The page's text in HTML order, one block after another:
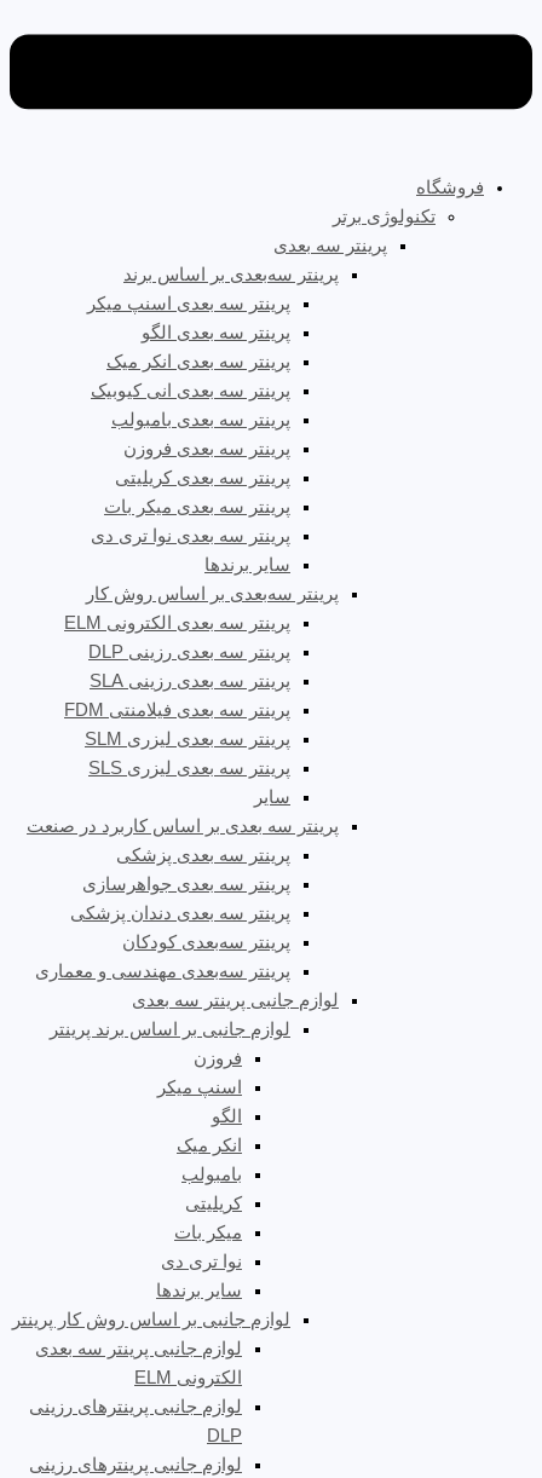
فروشگاه
تکنولوژی برتر
پرینتر سه‌ بعدی
پرینتر سه‌بعدی بر اساس برند
پرینتر سه بعدی اسنپ میکر
پرینتر سه بعدی الگو
پرینتر سه بعدی انکر میک
پرینتر سه بعدی انی کیوبیک
پرینتر سه بعدی بامبولب
پرینتر سه بعدی فروزن
پرینتر سه بعدی کریلیتی
پرینتر سه بعدی میکر بات
پرینتر سه بعدی نوا تری دی
سایر برندها
پرینتر سه‌بعدی بر اساس روش کار
پرینتر سه بعدی الکترونی ELM
پرینتر سه بعدی رزینی DLP
پرینتر سه بعدی رزینی SLA
پرینتر سه بعدی فیلامنتی FDM
پرینتر سه بعدی لیزری SLM
پرینتر سه بعدی لیزری SLS
سایر
پرینتر سه بعدی بر اساس کاربرد در صنعت
پرینتر سه بعدی پزشکی
پرینتر سه بعدی جواهرسازی
پرینتر سه بعدی دندان پزشکی
پرینتر سه‌بعدی کودکان
پرینتر سه‌بعدی مهندسی و معماری
لوازم جانبی پرینتر سه بعدی
لوازم جانبی بر اساس برند پرینتر
فروزن
اسنپ میکر
الگو
انکر میک
بامبولب
کریلیتی
میکر بات
نوا تری دی
سایر برندها
لوازم جانبی بر اساس روش کار پرینتر
لوازم جانبی پرینتر سه بعدی
الکترونی ELM
لوازم جانبی پرینترهای رزینی
DLP
لوازم جانبی پرینترهای رزینی